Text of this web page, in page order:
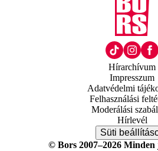
Hírarchívum
Impresszum
Adatvédelmi
Felhasználási
Moderálási
Hírlevél
Süti
© Bors 2007–2026